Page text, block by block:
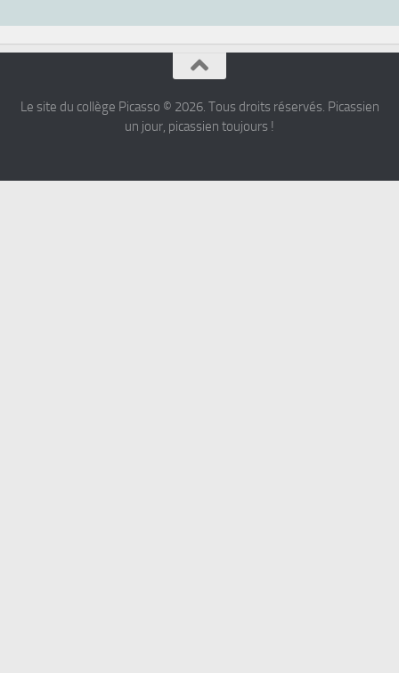
Le site du collège Picasso © 2026. Tous droits réservés. Picassien
un jour, picassien toujours !